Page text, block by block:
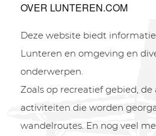
OVER LUNTEREN.COM
Deze website biedt
Lunteren en omgeving en
onderwerpen.
Zoals op recreatief gebied,
activiteiten die worden
wandelroutes. En nog veel